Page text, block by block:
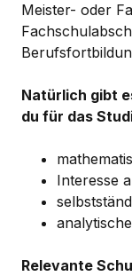
Meister- oder
Natürlich gibt
du für das
Interesse
Relevante